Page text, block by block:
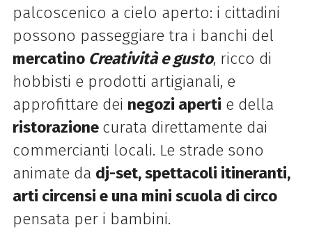
palcoscenico a cielo aperto: i cittadini
possono passeggiare tra i banchi del
mercatino Creatività e gusto, ricco di
hobbisti e prodotti artigianali, e
approfittare dei negozi aperti e della
ristorazione curata direttamente dai
commercianti locali. Le strade sono
animate da dj-set, spettacoli itineranti,
arti circensi e una mini scuola di circo
pensata per i bambini.